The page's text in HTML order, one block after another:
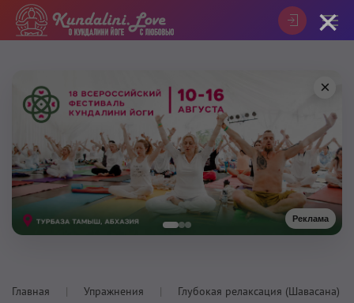
Реклама
×
Главная Упражнения
Глубокая релаксация (Шавасана)
×